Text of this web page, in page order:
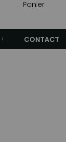
Panier
CONTACT